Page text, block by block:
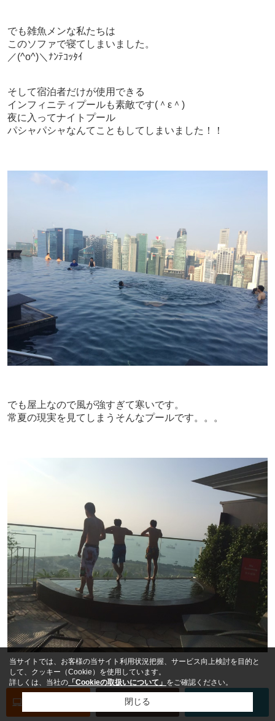
でも雑魚メンな私たちは
このソファで寝てしまいました。
／(^o^)＼ﾅﾝﾃｺｯﾀｲ
そして宿泊者だけが使用できる
インフィニティプールも素敵です(＾ε＾)
夜に入ってナイトプール
パシャパシャなんてこともしてしまいました！！
でも屋上なので風が強すぎて寒いです。
常夏の現実を見てしまうそんなプールです。。。
青春の1ページみたいな写真を撮ります。
この時は未来が眩しくて毎日サングラスしてました。
お問い合わせ
当サイトでは、お客様の当サイト利用状況把握、サービス向上検討を目的と
して、クッキー（Cookie）を使用しています。
詳しくは、当社の 「Cookieの取扱いについて」 をご確認ください。
閉じる